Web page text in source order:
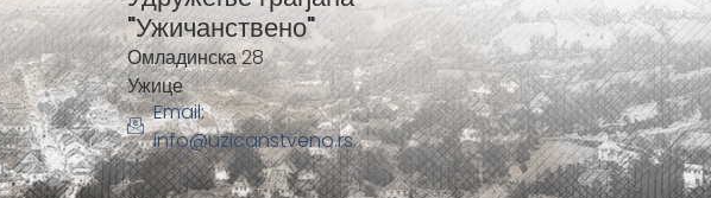
"Ужичанствено"
Омладинска 28
Ужице
Email:
info@uzicanstveno.rs